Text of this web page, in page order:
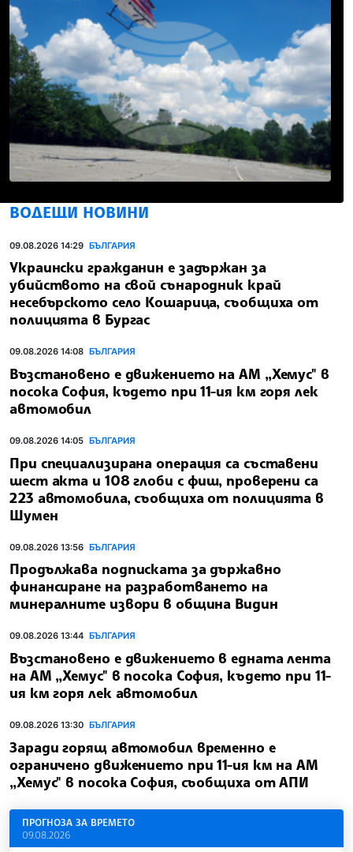
ВОДЕЩИ НОВИНИ
09.08.2026 14:29 БЪЛГАРИЯ
Украински гражданин е задържан за
убийството на свой сънародник край
несебърското село Кошарица, съобщиха от
полицията в Бургас
09.08.2026 14:08 БЪЛГАРИЯ
Възстановено е движението на АМ „Хемус" в
посока София, където при 11-ия км горя лек
автомобил
09.08.2026 14:05 БЪЛГАРИЯ
При специализирана операция са съставени
шест акта и 108 глоби с фиш, проверени са
223 автомобила, съобщиха от полицията в
Шумен
09.08.2026 13:56 БЪЛГАРИЯ
Продължава подписката за държавно
финансиране на разработването на
минералните извори в община Видин
09.08.2026 13:44 БЪЛГАРИЯ
Възстановено е движението в едната лента
на АМ „Хемус" в посока София, където при 11-
ия км горя лек автомобил
09.08.2026 13:30 БЪЛГАРИЯ
Заради горящ автомобил временно е
ограничено движението при 11-ия км на АМ
„Хемус" в посока София, съобщиха от АПИ
ПРОГНОЗА ЗА ВРЕМЕТО
09.08.2026